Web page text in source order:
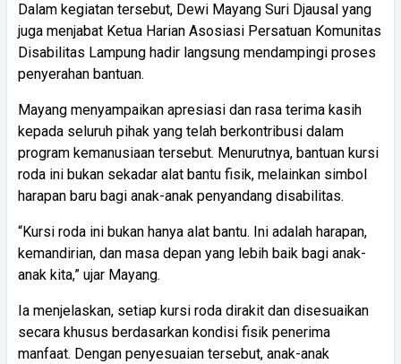
Dalam kegiatan tersebut, Dewi Mayang Suri Djausal yang
juga menjabat Ketua Harian Asosiasi Persatuan Komunitas
Disabilitas Lampung hadir langsung mendampingi proses
penyerahan bantuan.
Mayang menyampaikan apresiasi dan rasa terima kasih
kepada seluruh pihak yang telah berkontribusi dalam
program kemanusiaan tersebut. Menurutnya, bantuan kursi
roda ini bukan sekadar alat bantu fisik, melainkan simbol
harapan baru bagi anak-anak penyandang disabilitas.
“Kursi roda ini bukan hanya alat bantu. Ini adalah harapan,
kemandirian, dan masa depan yang lebih baik bagi anak-
anak kita,” ujar Mayang.
Ia menjelaskan, setiap kursi roda dirakit dan disesuaikan
secara khusus berdasarkan kondisi fisik penerima
manfaat. Dengan penyesuaian tersebut, anak-anak